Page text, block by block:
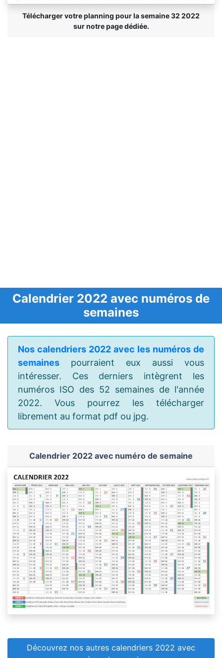
Télécharger votre planning pour la semaine 32 2022
sur notre page dédiée.
Calendrier 2022 avec numéros de
semaines
Nos calendriers 2022 avec les numéros de
semaines pourraient eux aussi vous
intéresser. Ces derniers intègrent les
numéros ISO des 52 semaines de l'année
2022. Vous pourrez les télécharger
librement au format pdf ou jpg.
Calendrier 2022 avec numéro de semaine
Découvrez nos autres calendriers 2022 avec